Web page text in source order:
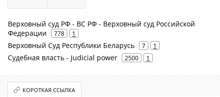
Верховный суд РФ - ВС РФ - Верховный суд Российской
Федерации
778 1
Верховный Суд Республики Беларусь 7 1
Судебная власть - Judicial power 2500 1
КОРОТКАЯ ССЫЛКА